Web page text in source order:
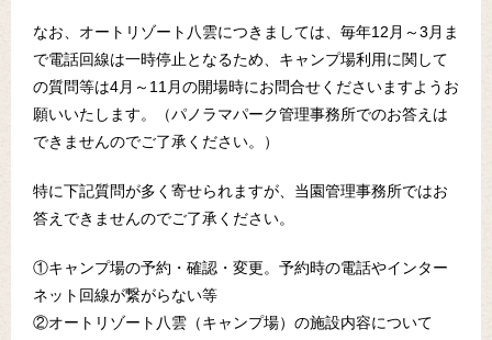
なお、オートリゾート八雲につきましては、毎年12月～3月ま
で電話回線は一時停止となるため、キャンプ場利用に関して
の質問等は4月～11月の開場時にお問合せくださいますようお
願いいたします。（パノラマパーク管理事務所でのお答えは
できませんのでご了承ください。）
特に下記質問が多く寄せられますが、当園管理事務所ではお
答えできませんのでご了承ください。
①キャンプ場の予約・確認・変更。予約時の電話やインター
ネット回線が繋がらない等
②オートリゾート八雲（キャンプ場）の施設内容について